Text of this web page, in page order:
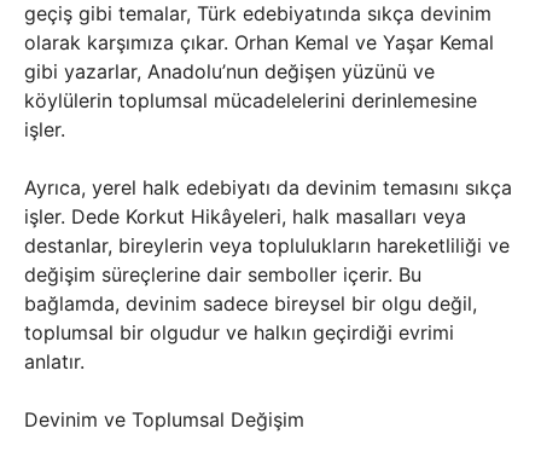
geçiş gibi temalar, Türk edebiyatında sıkça devinim
olarak karşımıza çıkar. Orhan Kemal ve Yaşar Kemal
gibi yazarlar, Anadolu’nun değişen yüzünü ve
köylülerin toplumsal mücadelelerini derinlemesine
işler.
Ayrıca, yerel halk edebiyatı da devinim temasını sıkça
işler. Dede Korkut Hikâyeleri, halk masalları veya
destanlar, bireylerin veya toplulukların hareketliliği ve
değişim süreçlerine dair semboller içerir. Bu
bağlamda, devinim sadece bireysel bir olgu değil,
toplumsal bir olgudur ve halkın geçirdiği evrimi
anlatır.
Devinim ve Toplumsal Değişim